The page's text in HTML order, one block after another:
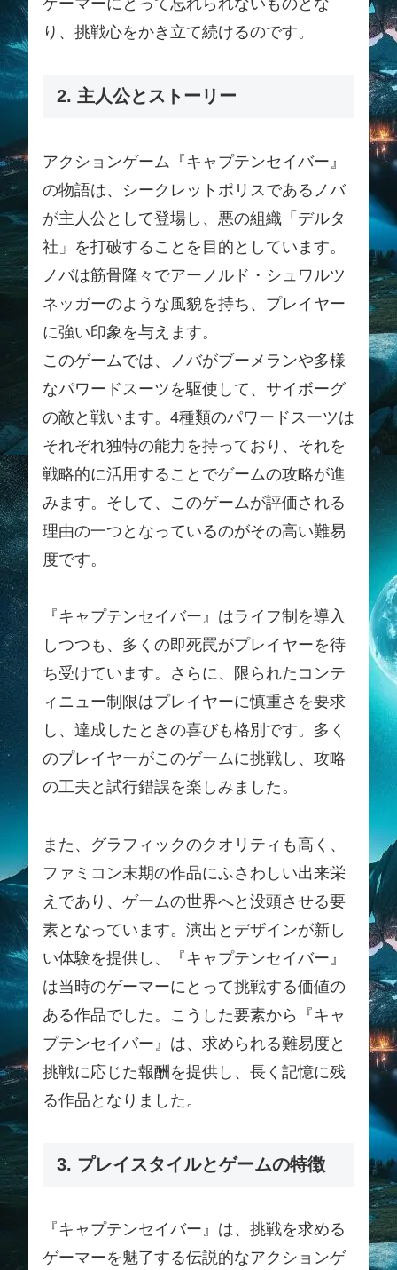
ゲーマーにとって忘れられないものとな
り、挑戦心をかき立て続けるのです。
2. 主人公とストーリー
アクションゲーム『キャプテンセイバー』
の物語は、シークレットポリスであるノバ
が主人公として登場し、悪の組織「デルタ
社」を打破することを目的としています。
ノバは筋骨隆々でアーノルド・シュワルツ
ネッガーのような風貌を持ち、プレイヤー
に強い印象を与えます。
このゲームでは、ノバがブーメランや多様
なパワードスーツを駆使して、サイボーグ
の敵と戦います。4種類のパワードスーツは
それぞれ独特の能力を持っており、それを
戦略的に活用することでゲームの攻略が進
みます。そして、このゲームが評価される
理由の一つとなっているのがその高い難易
度です。
『キャプテンセイバー』はライフ制を導入
しつつも、多くの即死罠がプレイヤーを待
ち受けています。さらに、限られたコンテ
ィニュー制限はプレイヤーに慎重さを要求
し、達成したときの喜びも格別です。多く
のプレイヤーがこのゲームに挑戦し、攻略
の工夫と試行錯誤を楽しみました。
また、グラフィックのクオリティも高く、
ファミコン末期の作品にふさわしい出来栄
えであり、ゲームの世界へと没頭させる要
素となっています。演出とデザインが新し
い体験を提供し、『キャプテンセイバー』
は当時のゲーマーにとって挑戦する価値の
ある作品でした。こうした要素から『キャ
プテンセイバー』は、求められる難易度と
挑戦に応じた報酬を提供し、長く記憶に残
る作品となりました。
3. プレイスタイルとゲームの特徴
『キャプテンセイバー』は、挑戦を求める
ゲーマーを魅了する伝説的なアクションゲ